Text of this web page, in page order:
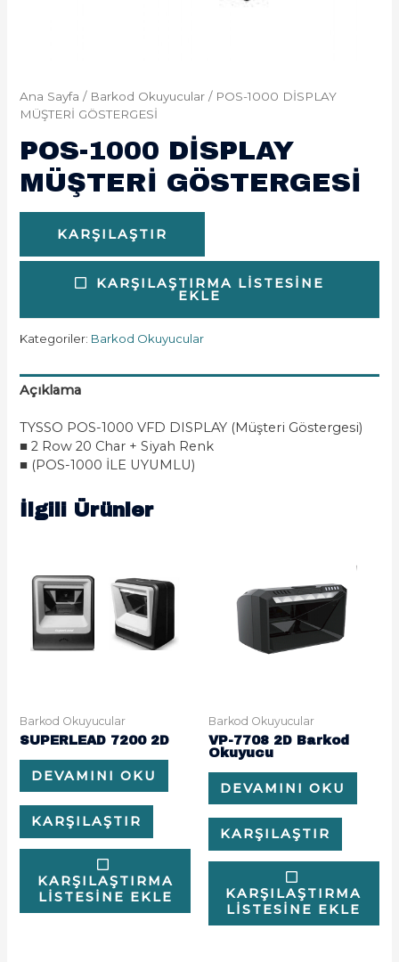
Ana Sayfa / Barkod Okuyucular / POS-1000 DİSPLAY
MÜŞTERİ GÖSTERGESİ
POS-1000 DİSPLAY
MÜŞTERİ GÖSTERGESİ
KARŞILAŞTIR
KARŞILAŞTIRMA LISTESINE
EKLE
Kategoriler: Barkod Okuyucular
Açıklama
TYSSO POS-1000 VFD DISPLAY (Müşteri Göstergesi)
■ 2 Row 20 Char + Siyah Renk
■ (POS-1000 İLE UYUMLU)
İlgili Ürünler
Barkod Okuyucular
SUPERLEAD 7200 2D
DEVAMINI OKU
KARŞILAŞTIR
KARŞILAŞTIRMA
LISTESINE EKLE
Barkod Okuyucular
VP-7708 2D Barkod
Okuyucu
DEVAMINI OKU
KARŞILAŞTIR
KARŞILAŞTIRMA
LISTESINE EKLE